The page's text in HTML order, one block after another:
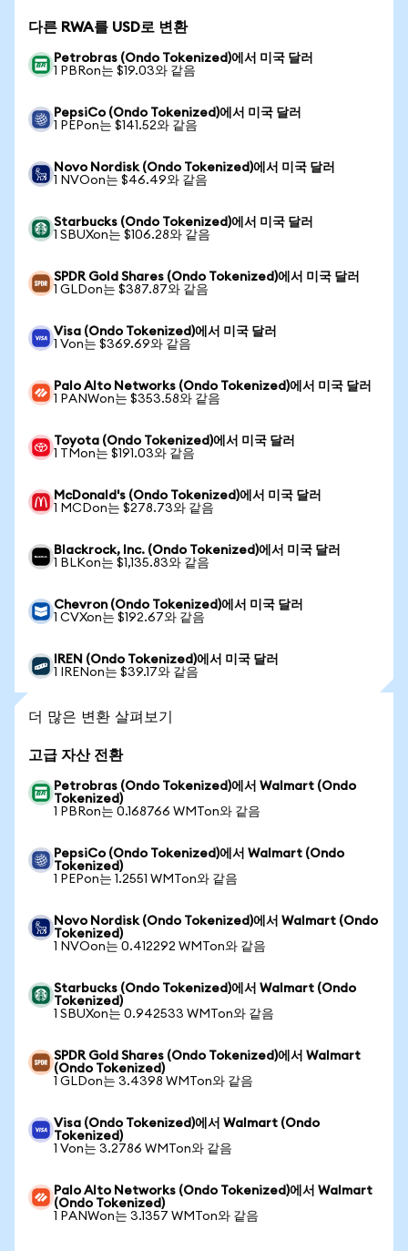
다른 RWA를 USD로 변환
Petrobras (Ondo Tokenized)에서 미국 달러
1 PBRon는 $19.03와 같음
PepsiCo (Ondo Tokenized)에서 미국 달러
1 PEPon는 $141.52와 같음
Novo Nordisk (Ondo Tokenized)에서 미국 달러
1 NVOon는 $46.49와 같음
Starbucks (Ondo Tokenized)에서 미국 달러
1 SBUXon는 $106.28와 같음
SPDR Gold Shares (Ondo Tokenized)에서 미국 달러
1 GLDon는 $387.87와 같음
Visa (Ondo Tokenized)에서 미국 달러
1 Von는 $369.69와 같음
Palo Alto Networks (Ondo Tokenized)에서 미국 달러
1 PANWon는 $353.58와 같음
Toyota (Ondo Tokenized)에서 미국 달러
1 TMon는 $191.03와 같음
McDonald's (Ondo Tokenized)에서 미국 달러
1 MCDon는 $278.73와 같음
Blackrock, Inc. (Ondo Tokenized)에서 미국 달러
1 BLKon는 $1,135.83와 같음
Chevron (Ondo Tokenized)에서 미국 달러
1 CVXon는 $192.67와 같음
IREN (Ondo Tokenized)에서 미국 달러
1 IRENon는 $39.17와 같음
더 많은 변환 살펴보기
고급 자산 전환
Petrobras (Ondo Tokenized)에서 Walmart (Ondo
Tokenized)
1 PBRon는 0.168766 WMTon와 같음
PepsiCo (Ondo Tokenized)에서 Walmart (Ondo
Tokenized)
1 PEPon는 1.2551 WMTon와 같음
Novo Nordisk (Ondo Tokenized)에서 Walmart (Ondo
Tokenized)
1 NVOon는 0.412292 WMTon와 같음
Starbucks (Ondo Tokenized)에서 Walmart (Ondo
Tokenized)
1 SBUXon는 0.942533 WMTon와 같음
SPDR Gold Shares (Ondo Tokenized)에서 Walmart
(Ondo Tokenized)
1 GLDon는 3.4398 WMTon와 같음
Visa (Ondo Tokenized)에서 Walmart (Ondo
Tokenized)
1 Von는 3.2786 WMTon와 같음
Palo Alto Networks (Ondo Tokenized)에서 Walmart
(Ondo Tokenized)
1 PANWon는 3.1357 WMTon와 같음